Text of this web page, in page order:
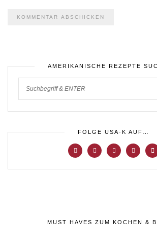
AMERIKANISCHE REZEPTE
FOLGE USA-K AUF…
MUST HAVES ZUM KOCHEN &